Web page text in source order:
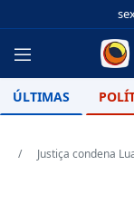
ÚLTIMAS
Justiça condena